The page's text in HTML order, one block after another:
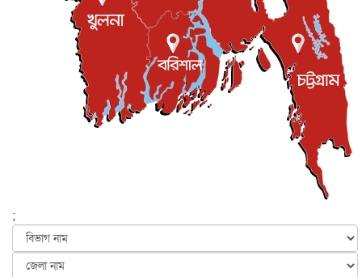
ইস্ট লন্ডন মসজিদের জুমার খুতবা : “কুরআন হোক জীবন দেখার
লেন্স...
ইসলাম ও জীবন ৭ আগস্ট, ২০২৬
সিলেটের কন্যা মোহিনী রশিদ এনওয়াইপিডির উচ্চপদস্থ কর্মকর্তা
দেশজুড়ে ৬ আগস্ট, ২০২৬
আজ থেকে সবার জন্য উন্মুক্ত জুলাই স্মৃতি জাদুঘর
৬ আগস্ট, ২০২৬
৬ আগস্ট, ২০২৬
জুলাইয়ের কৃতিত্ব নেওয়ার জন্য সবাই প্রতিযোগিতায় নেমেছে :
৬ আগস্ট, ২০২৬
;